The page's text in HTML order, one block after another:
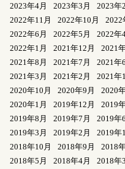
2023年4月
2023年3月 2023年
2022年11月
2022年10月 2022
2022年6月
2022年5月 2022年
2022年1月
2021年12月 2021
2021年8月
2021年7月 2021年
2021年3月
2021年2月 2021年
2020年10月
2020年9月 2020
2020年1月
2019年12月 2019
2019年8月
2019年7月 2019年
2019年3月
2019年2月 2019年
2018年10月
2018年9月 2018
2018年5月
2018年4月 2018年